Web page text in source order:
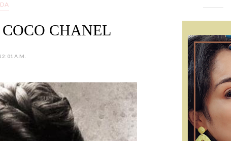
CHANEL
A.M.